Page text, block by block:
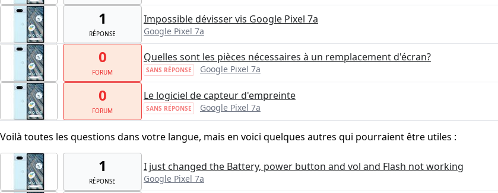
1
RÉPONSE
Impossible dévisser vis Google Pixel 7a
Google Pixel 7a
0
FORUM
Quelles sont les pièces nécessaires à un remplacement d'écran?
SANS RÉPONSE Google Pixel 7a
0
FORUM
Le logiciel de capteur d'empreinte
SANS RÉPONSE Google Pixel 7a
Voilà toutes les questions dans votre langue, mais en voici quelques autres qui pourraient être utiles :
1
RÉPONSE
I just changed the Battery, power button and vol and Flash not working
Google Pixel 7a